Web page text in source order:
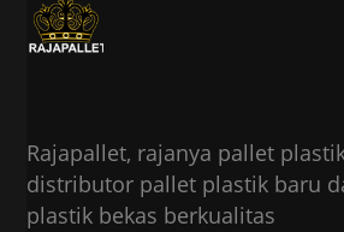
Rajapallet, rajanya pallet
distributor pallet plastik baru
plastik bekas berkualitas